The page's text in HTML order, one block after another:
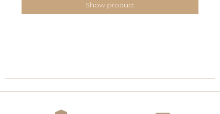
Show product